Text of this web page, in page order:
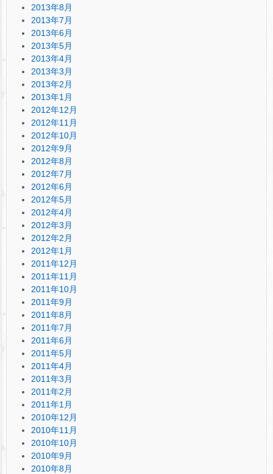
2013年8月
2013年7月
2013年6月
2013年5月
2013年4月
2013年3月
2013年2月
2013年1月
2012年12月
2012年11月
2012年10月
2012年9月
2012年8月
2012年7月
2012年6月
2012年5月
2012年4月
2012年3月
2012年2月
2012年1月
2011年12月
2011年11月
2011年10月
2011年9月
2011年8月
2011年7月
2011年6月
2011年5月
2011年4月
2011年3月
2011年2月
2011年1月
2010年12月
2010年11月
2010年10月
2010年9月
2010年8月